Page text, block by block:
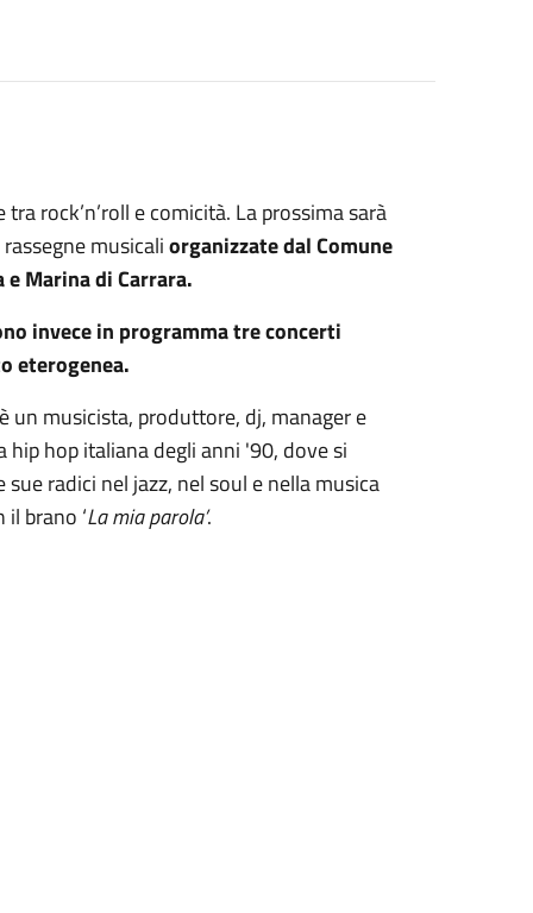
rock’n’roll e comicità. La prossima sarà
musicaliorganizzate dal Comune
e Marinadi Carrara.
invece in programma tre concerti
eterogenea.
un musicista, produttore, dj, manager e
hop italiana degli anni '90, dove si
radici nel jazz, nel soul e nella musica
brano ‘La mia parola’.